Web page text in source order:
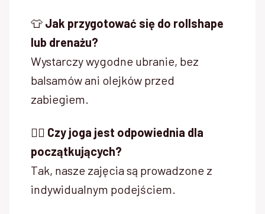
👕 Jak przygotować się do rollshape
lub drenażu?
Wystarczy wygodne ubranie, bez
balsamów ani olejków przed
zabiegiem.
🧘‍♀️ Czy joga jest odpowiednia dla
początkujących?
Tak, nasze zajęcia są prowadzone z
indywidualnym podejściem.